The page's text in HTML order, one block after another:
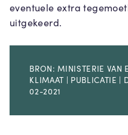
eventuele extra
uitgekeerd.
BRON: MINISTERIE VAN
KLIMAAT | PUBLICATIE |
02-2021